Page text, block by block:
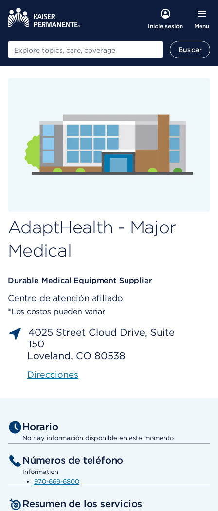
Inicie sesión Menu
Buscar Buscar
AdaptHealth - Major
Medical
Durable Medical Equipment Supplier
Centro de atención afiliado
*Los costos pueden variar
4025 Street Cloud Drive, Suite
150
Loveland, CO 80538
Direcciones
Horario
No hay información disponible en este momento
Números de teléfono
Information
970-669-6800
Resumen de los servicios